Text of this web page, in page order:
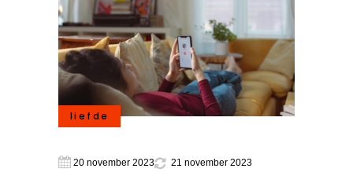
liefde
20 november 2023 21 november 2023